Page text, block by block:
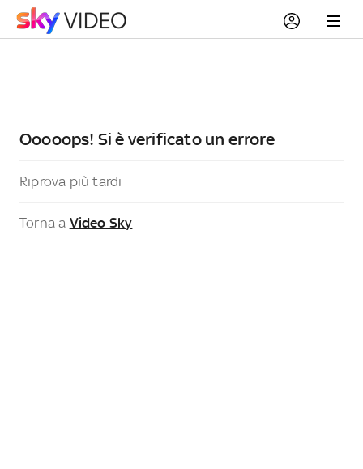
Ooooops! Si è verificato un errore
Riprova più tardi
Torna a Video Sky